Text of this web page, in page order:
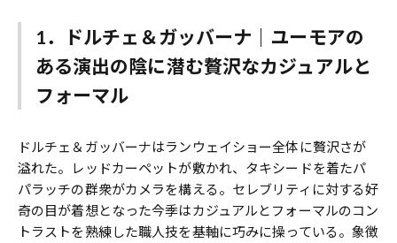
1．ドルチェ＆ガッバーナ｜ユーモアの
ある演出の陰に潜む贅沢なカジュアルと
フォーマル
ドルチェ＆ガッバーナはランウェイショー全体に贅沢さが
溢れた。レッドカーペットが敷かれ、タキシードを着たパ
パラッチの群衆がカメラを構える。セレブリティに対する好
奇の目が着想となった今季はカジュアルとフォーマルのコン
トラストを熟練した職人技を基軸に巧みに操っている。象徴